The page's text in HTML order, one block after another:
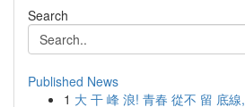
Search
Published News
1 大 干 峰 浪! 青春 從不 留 底